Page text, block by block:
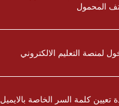
المحمول
لمنصة التعليم الالكتروني
تعيين كلمة السر الخاصة بالايميل